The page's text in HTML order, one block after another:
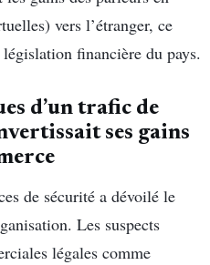
vers l’étranger, ce
financière du pays.
d’un trafic de
ses gains
de sécurité a dévoilé le
Les suspects
légales comme